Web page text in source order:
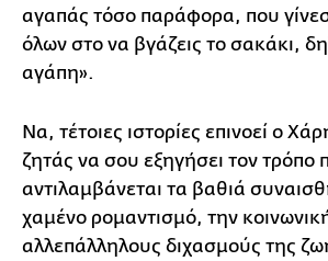
αγαπάς τόσο παράφορα, που
όλων στο να βγάζεις το σακάκι,
αγάπη».
Να, τέτοιες ιστορίες επινοεί ο
ζητάς να σου εξηγήσει τον τρόπο
αντιλαμβάνεται τα βαθιά
χαμένο ρομαντισμό, την
αλλεπάλληλους διχασμούς της